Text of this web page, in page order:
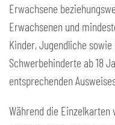
Erwachsene
Erwachsenen und
Kinder, Jugendliche
Schwerbehinderte ab 18
entsprechenden
Während die Einzelkarten